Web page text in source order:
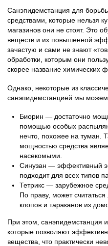
Санэпидемстанция для
средствами, которые нельзя
магазинов они не стоят. Это
веществ и их повышенной
зачастую и сами не знают
обработки, которым они
скорее название химических
Однако, некоторые из
санэпидемстанцией мы можем
Биорин — достаточно
помощью особых
нечто, похожее на туман.
мощностью средства
насекомыми.
Синузан — эффективный
подходит для всех типов
Тетрикс — зарубежное
По праву, может
клопов и тараканов из
При этом, санэпидемстанция
которые позволяют
вещества, что практически